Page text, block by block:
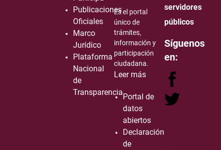
Publicaciones
Oficiales
Marco
Jurídico
Plataforma
Nacional
de
Transparencia
Es el portal
único de
trámites,
información y
participación
ciudadana.
Leer más
Portal de
datos
abiertos
Declaración
de
servidores
públicos
Síguenos
en: